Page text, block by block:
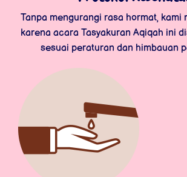
Tanpa mengurangi rasa hormat, kami
karena acara Tasyakuran Aqiqah ini
sesuai peraturan dan himbauan